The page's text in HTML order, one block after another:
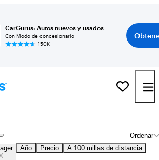
CarGurus: Autos nuevos y usados
Con Modo de concesionario
150K+
Ordenar
Año Precio A 100 millas de distancia